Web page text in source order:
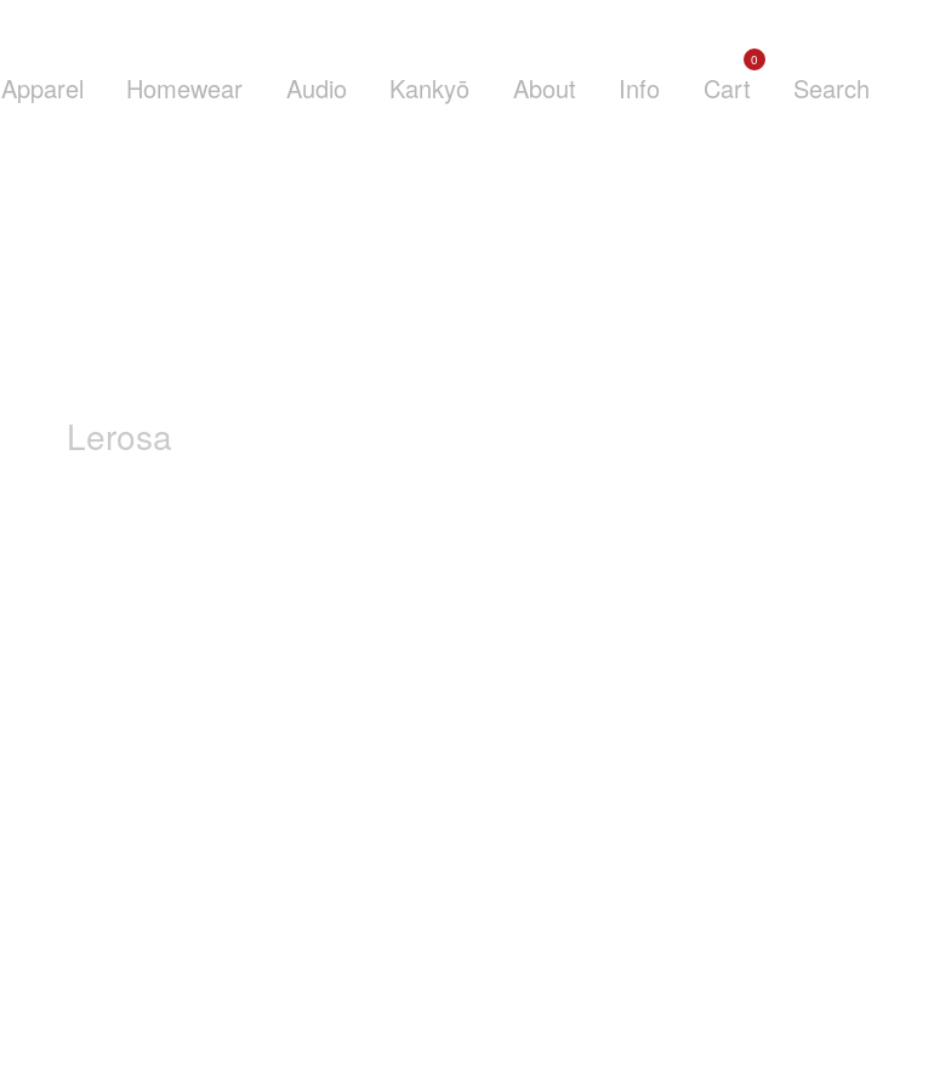
Apparel Homewear Audio Kankyō About Info Cart
0
Search
Lerosa